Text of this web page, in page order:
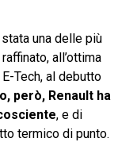
una delle più
all’ottima
Tech, al debutto
però, Renault ha
, e di
termico di punto.